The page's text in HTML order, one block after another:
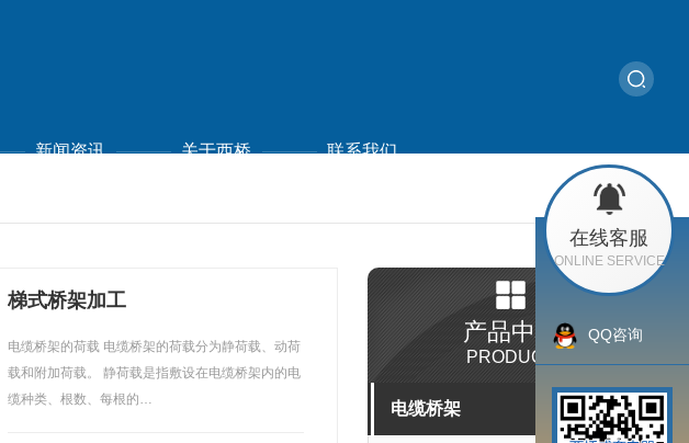
新闻资讯 关于西桥 联系我们
返回
梯式桥架加工
电缆桥架的荷载 电缆桥架的荷载分为静荷载、动荷
载和附加荷载。 静荷载是指敷设在电缆桥架内的电
缆种类、根数、每根的…
产品中心
PRODUCT
电缆桥架
在线客服
ONLINE SERVICE
QQ咨询